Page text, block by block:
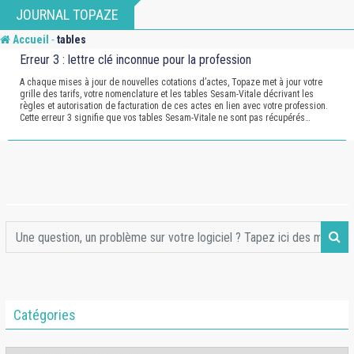
to
content
JOURNAL TOPAZE
Accueil -tables
Erreur 3 : lettre clé inconnue pour la profession
A chaque mises à jour de nouvelles cotations d’actes, Topaze met à jour votre
grille des tarifs, votre nomenclature et les tables Sesam-Vitale décrivant les
règles et autorisation de facturation de ces actes en lien avec votre profession.
Cette erreur 3 signifie que vos tables Sesam-Vitale ne sont pas récupérés…
Catégories